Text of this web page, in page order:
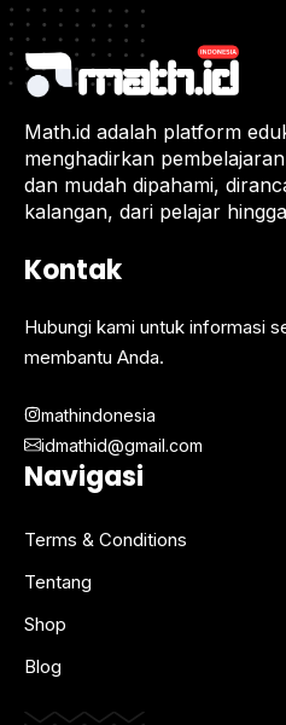
Math.id adalah platform
menghadirkan
dan mudah dipahami,
kalangan, dari pelajar
Kontak
Hubungi kami untuk informasi
membantu Anda.
mathindonesia
idmathid@gmail.com
Navigasi
Terms & Conditions
Tentang
Shop
Blog